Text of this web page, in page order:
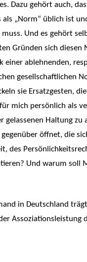
Dazu gehört auch,
„Norm“ üblich ist
Und es gehört
Gründen sich
ablehnenden,
gesellschaftlichen
sie Ersatzgesten,
mich persönlich als
Haltung zu
öffnet, die
des
Und warum soll
in Deutschland
Assoziationsleistung